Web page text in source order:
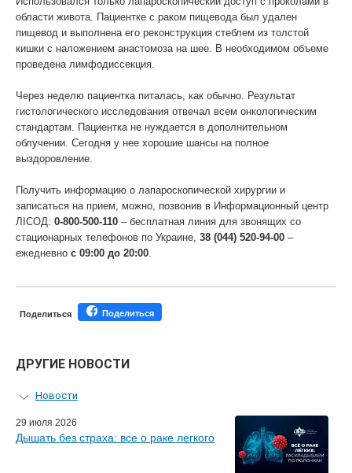
области живота. Пациентке с раком пищевода был удален
пищевод и выполнена его реконструкция стеблем из толстой
кишки с наложением анастомоза на шее. В необходимом объеме
проведена лимфодиссекция.
Через неделю пациентка питалась, как обычно. Результат
гистологического исследования отвечал всем онкологическим
стандартам. Пациентка не нуждается в дополнительном
облучении. Сегодня у нее хорошие шансы на полное
выздоровление.
Получить информацию о лапароскопической хирургии и
записаться на прием, можно, позвонив в Информационный центр
ЛIСОД: 0-800-500-110 – бесплатная линия для звонящих со
стационарных телефонов по Украине, 38 (044) 520-94-00 –
ежедневно с 09:00 до 20:00.
Поделиться Поделиться
ДРУГИЕ НОВОСТИ
Новости
Персональный гид
Мастер-классы для врачей
29 июля 2026
Дышать без страха: все о раке легкого